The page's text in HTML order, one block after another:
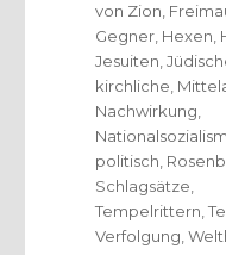
von Zion
Gegner Hexen
Jesuiten ,
kirchliche
Nachwirkung
politisch
Schlagsätze
Tempelrittern ,
Verfolgung ,